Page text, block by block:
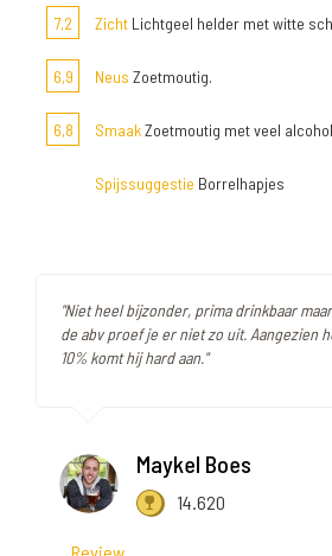
7,2
Zicht Lichtgeel helder met witte
6,9 Neus Zoetmoutig.
6,8 SmaakZoetmoutig met veel alcohol
Spijssuggestie Borrelhapjes
"Niet heel bijzonder, prima drinkbaar
de abv proef je er niet zo uit. Aangezien
10% komt hij hard aan."
Maykel Boes
14.620